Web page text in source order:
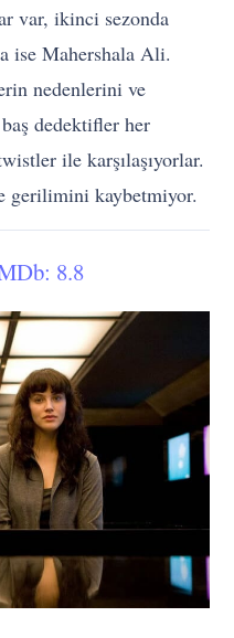
var, ikinci sezonda
ise Mahershala Ali.
nedenlerini ve
dedektifler her
ile karşılaşıyorlar.
gerilimini kaybetmiyor.
8.8